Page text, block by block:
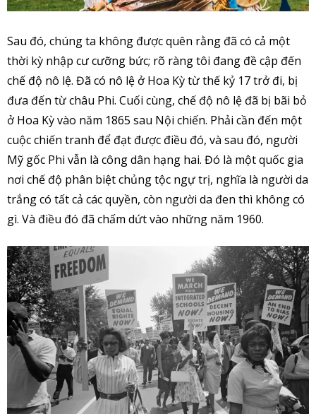
Sau đó, chúng ta không được quên rằng đã có cả một
thời kỳ nhập cư cưỡng bức; rõ ràng tôi đang đề cập đến
chế độ nô lệ. Đã có nô lệ ở Hoa Kỳ từ thế kỷ 17 trở đi, bị
đưa đến từ châu Phi. Cuối cùng, chế độ nô lệ đã bị bãi bỏ
ở Hoa Kỳ vào năm 1865 sau Nội chiến. Phải cần đến một
cuộc chiến tranh để đạt được điều đó, và sau đó, người
Mỹ gốc Phi vẫn là công dân hạng hai. Đó là một quốc gia
nơi chế độ phân biệt chủng tộc ngự trị, nghĩa là người da
trắng có tất cả các quyền, còn người da đen thì không có
gì. Và điều đó đã chấm dứt vào những năm 1960.